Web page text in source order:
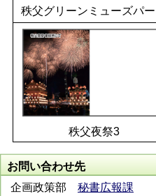
秩父グリーンミューズパー
秩父夜祭3
お問い合わせ先
企画政策部 秘書広報課